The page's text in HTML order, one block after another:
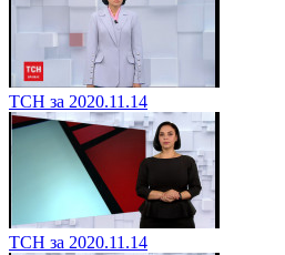
ТСН за 2020.11.14
ТСН за 2020.11.14